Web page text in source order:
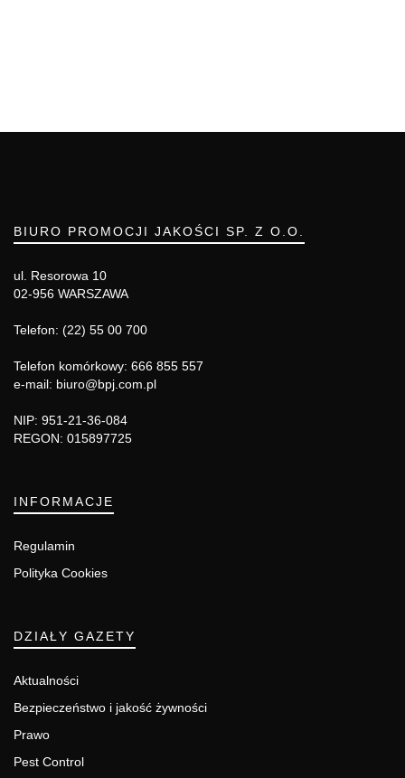
BIURO PROMOCJI JAKOŚCI SP. Z O.O.
ul. Resorowa 10
02-956 WARSZAWA
Telefon: (22) 55 00 700
Telefon komórkowy: 666 855 557
e-mail: biuro@bpj.com.pl
NIP: 951-21-36-084
REGON: 015897725
INFORMACJE
Regulamin
Polityka Cookies
DZIAŁY GAZETY
Aktualności
Bezpieczeństwo i jakość żywności
Prawo
Pest Control